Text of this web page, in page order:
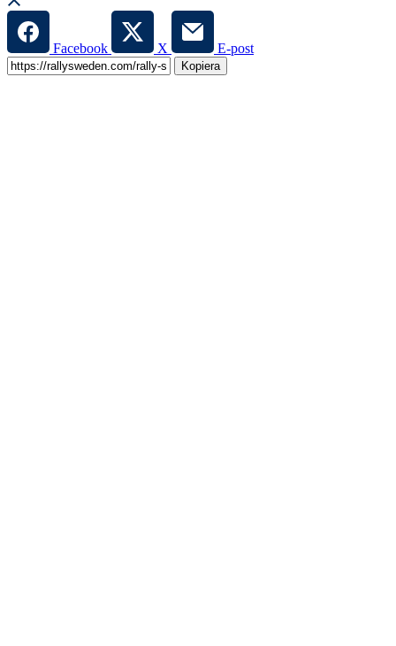
Facebook X E-post
Kopiera